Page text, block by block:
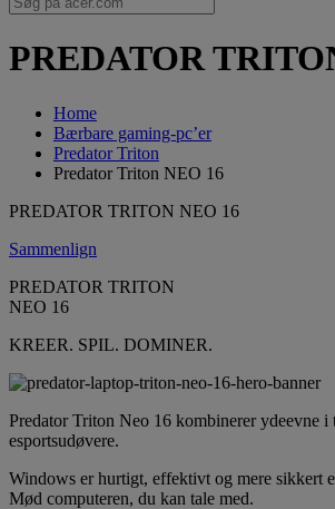
PREDATOR
Home
Bærbare gaming-pc’er
Predator Triton
Predator Triton NEO 16
PREDATOR TRITON NEO 16
Sammenlign
PREDATOR TRITON
NEO 16
KREER. SPIL. DOMINER.
Predator Triton Neo 16 kombinerer ydeevne
esportsudøvere.
Windows er hurtigt, effektivt og mere sikkert
Mød computeren, du kan tale med.